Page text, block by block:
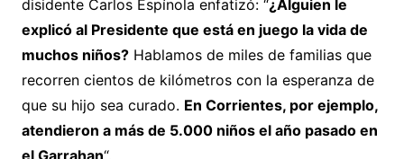
disidente Carlos Espínola enfatizó: “¿Alguien le
explicó al Presidente que está en juego la vida de
muchos niños?Hablamos de miles de familias que
recorren cientos de kilómetros con la esperanza de
que su hijo sea curado. En Corrientes, por ejemplo,
atendieron a más de 5.000 niños el año pasado en